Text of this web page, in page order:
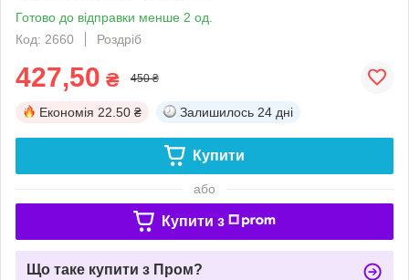
Готово до відправки менше 2 од.
Код: 2660
Роздріб
427,50 ₴ 450 ₴
Економія 22.50 ₴ Залишилось 24 дні
Купити
або
Купити з
Що таке купити з Пром?